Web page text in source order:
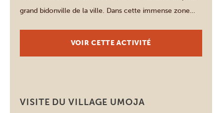
grand bidonville de la ville. Dans cette immense zone
rendez compte que les habitants de Kibera sont […]
VOIR CETTE ACTIVITÉ
VISITE DU VILLAGE UMOJA